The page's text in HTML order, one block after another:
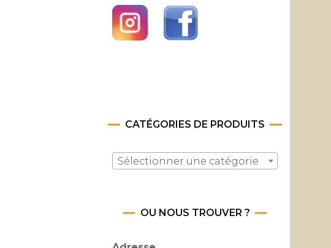
CATÉGORIES DE PRODUITS
Sélectionner une catégorie
OU NOUS TROUVER ?